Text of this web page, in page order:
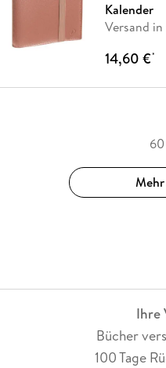
Kalender
Versand
14,60 €*
Ihre
Bücher
100 Tage